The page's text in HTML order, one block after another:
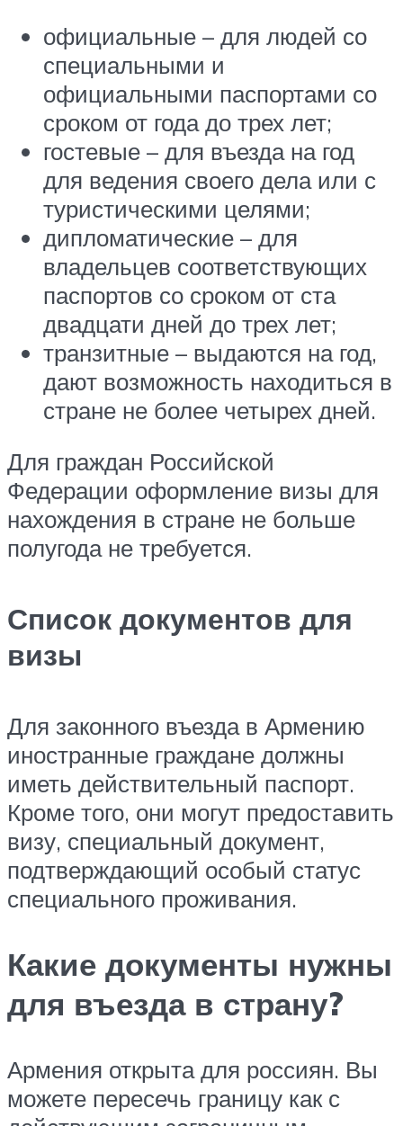
официальные – для людей со
специальными и
официальными паспортами со
сроком от года до трех лет;
гостевые – для въезда на год
для ведения своего дела или с
туристическими целями;
дипломатические – для
владельцев соответствующих
паспортов со сроком от ста
двадцати дней до трех лет;
транзитные – выдаются на год,
дают возможность находиться в
стране не более четырех дней.
Для граждан Российской
Федерации оформление визы для
нахождения в стране не больше
полугода не требуется.
Список документов для
визы
Для законного въезда в Армению
иностранные граждане должны
иметь действительный паспорт.
Кроме того, они могут предоставить
визу, специальный документ,
подтверждающий особый статус
специального проживания.
Какие документы нужны
для въезда в страну?
Армения открыта для россиян. Вы
можете пересечь границу как с